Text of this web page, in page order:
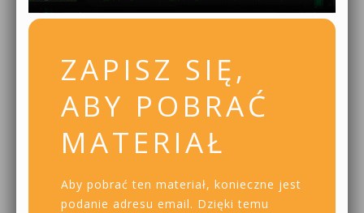
ZAPISZ SIĘ,
ABY POBRAĆ
MATERIAŁ
Aby pobrać ten materiał, konieczne jest
podanie adresu email. Dzięki temu